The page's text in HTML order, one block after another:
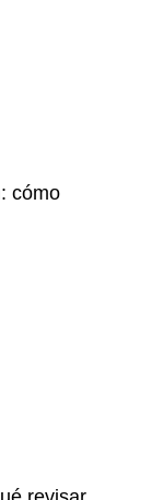
cómo